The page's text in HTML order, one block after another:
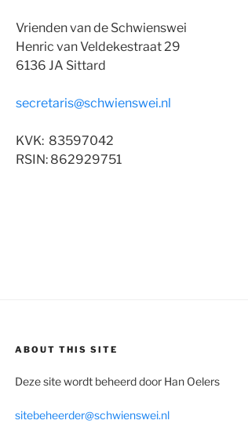
Vrienden van de Schwienswei
Henric van Veldekestraat 29
6136 JA Sittard
secretaris@schwienswei.nl
KVK: 83597042
RSIN: 862929751
ABOUT THIS SITE
Deze site wordt beheerd door Han Oelers
sitebeheerder@schwienswei.nl